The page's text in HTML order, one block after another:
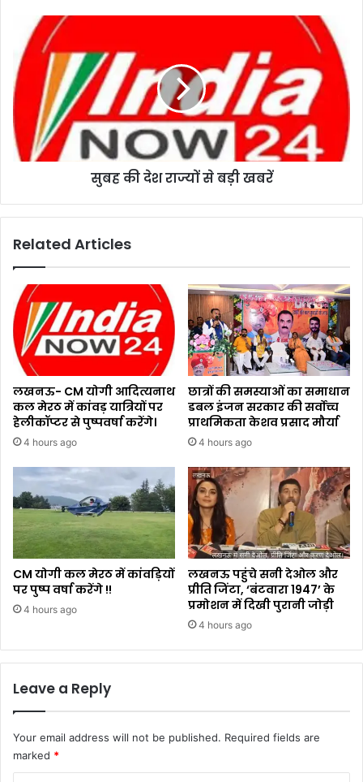
सुबह की देश राज्यों से बड़ी खबरें
Related Articles
लखनऊ- CM योगी आदित्यनाथ
कल मेरठ में कांवड़ यात्रियों पर
हेलीकॉप्टर से पुष्पवर्षा करेंगे।
4 hours ago
छात्रों की समस्याओं का समाधान
डबल इंजन सरकार की सर्वोच्च
प्राथमिकता केशव प्रसाद मौर्या
4 hours ago
CM योगी कल मेरठ में कांवड़ियों
पर पुष्प वर्षा करेंगे !!
4 hours ago
लखनऊ पहुंचे सनी देओल और
प्रीति जिंटा, ‘बंटवारा 1947’ के
प्रमोशन में दिखी पुरानी जोड़ी
4 hours ago
Leave a Reply
Your email address will not be published. Required fields are
marked *